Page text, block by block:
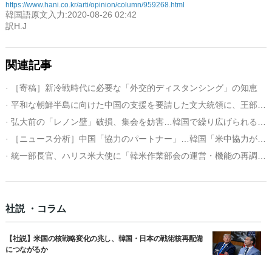
https://www.hani.co.kr/arti/opinion/column/959268.html
韓国語原文入力:2020-08-26 02:42
訳H.J
関連記事
· ［寄稿］新冷戦時代に必要な「外交的ディスタンシング」の知恵
· 平和な朝鮮半島に向けた中国の支援を要請した文大統領に、王部長「建設的役割続ける」
· 弘大前の「レノン壁」破損、集会を妨害…韓国で繰り広げられる香港・中国の葛藤
· ［ニュース分析］中国「協力のパートナー」…韓国「米中協力が平和にとって重要」
· 統一部長官、ハリス米大使に「韓米作業部会の運営・機能の再調整」求める
社説 ・コラム
【社説】米国の核戦略変化の兆し、韓国・日本の戦術核再配備
につながるか